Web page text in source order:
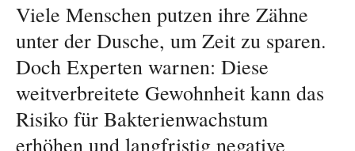
Viele Menschen putzen ihre Zähne
unter der Dusche, um Zeit zu sparen.
Doch Experten warnen: Diese
weitverbreitete Gewohnheit kann das
Risiko für Bakterienwachstum
erhöhen und langfristig negative